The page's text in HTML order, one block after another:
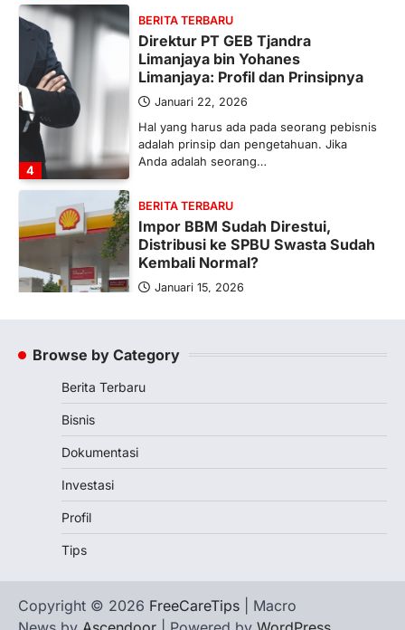
4
BERITA TERBARU
Direktur PT GEB Tjandra
Limanjaya bin Yohanes
Limanjaya: Profil dan Prinsipnya
Januari 22, 2026
Hal yang harus ada pada seorang pebisnis
adalah prinsip dan pengetahuan. Jika
Anda adalah seorang…
BERITA TERBARU
Impor BBM Sudah Direstui,
Distribusi ke SPBU Swasta Sudah
Kembali Normal?
Januari 15, 2026
BERITA TERBARU
Bergairah?
Maret 13, 2026
Ketegangan di Timur Tengah mulai
global, termasuk pupuk. Di tengah
Tjandra Limanjaya: Pengusaha
Browse by Category
Berita Terbaru
Bisnis
Dokumentasi
Investasi
Profil
Tips
Copyright © 2026 FreeCareTips | Macro